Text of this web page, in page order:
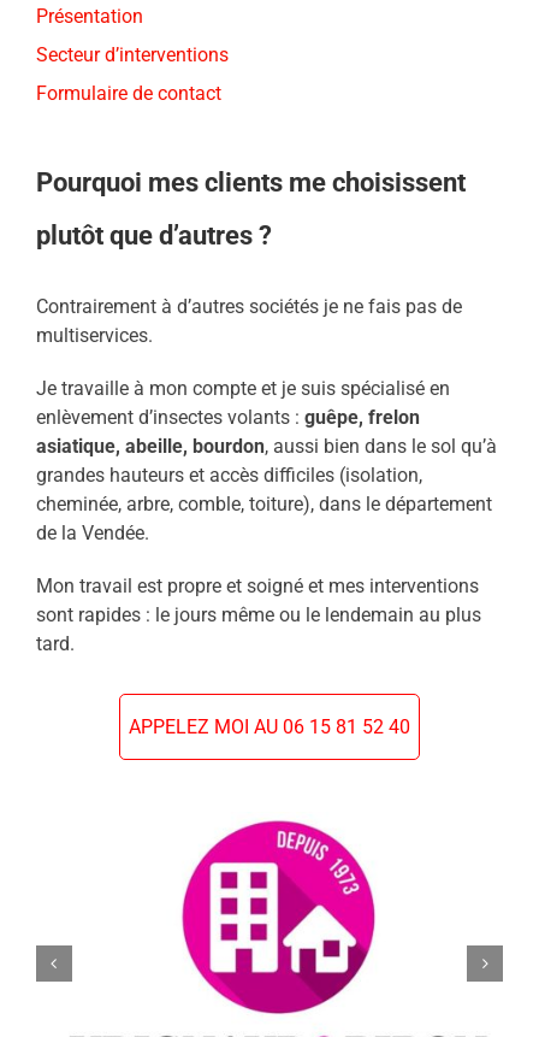
Présentation
Secteur d’interventions
Formulaire de contact
Pourquoi mes clients me choisissent
plutôt que d’autres ?
Contrairement à d’autres sociétés je ne fais pas de
multiservices.
Je travaille à mon compte et je suis spécialisé en
enlèvement d’insectes volants : guêpe, frelon
asiatique, abeille, bourdon, aussi bien dans le sol qu’à
grandes hauteurs et accès difficiles (isolation,
cheminée, arbre, comble, toiture), dans le département
de la Vendée.
Mon travail est propre et soigné et mes interventions
sont rapides : le jours même ou le lendemain au plus
tard.
APPELEZ MOI AU 06 15 81 52 40